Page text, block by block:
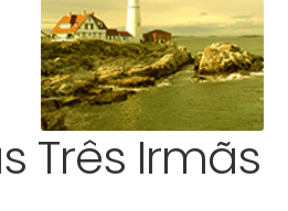
Três Irmãs